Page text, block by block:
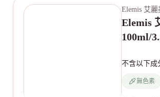
Elemis 艾麗
Elemis
100ml/
不含以下成
無色素